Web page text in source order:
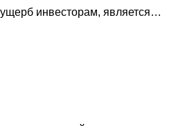
инвесторам, является…